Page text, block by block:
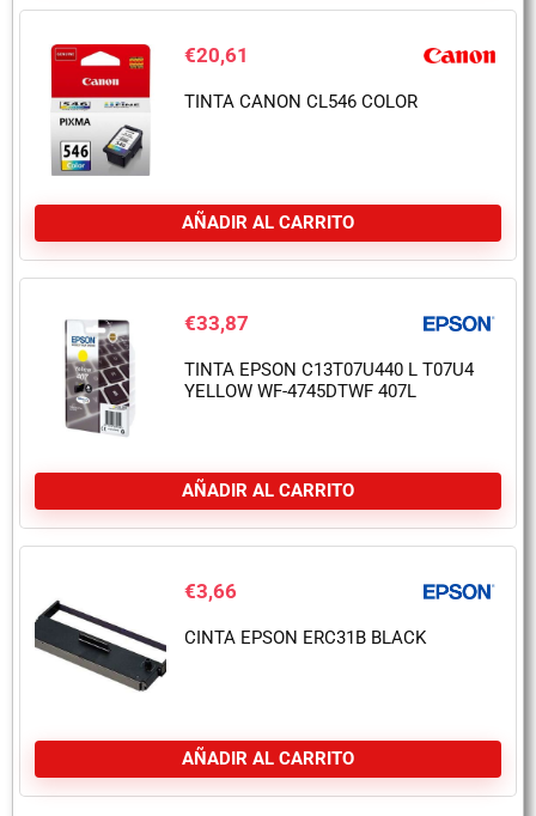
€20,61
TINTA CANON CL546 COLOR
AÑADIR AL CARRITO
€33,87
TINTA EPSON C13T07U440 L T07U4
YELLOW WF-4745DTWF 407L
AÑADIR AL CARRITO
€3,66
CINTA EPSON ERC31B BLACK
AÑADIR AL CARRITO